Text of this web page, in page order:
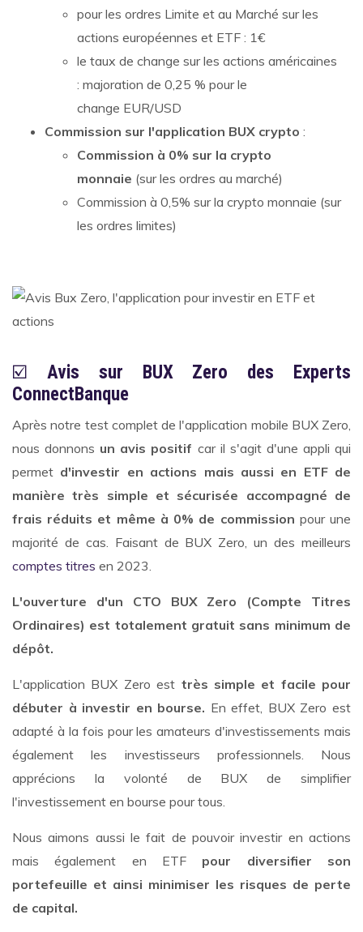
pour les ordres Limite et au Marché sur les
actions européennes et ETF : 1€
le taux de change sur les actions américaines
: majoration de 0,25 % pour le
change EUR/USD
Commission sur l'application BUX crypto :
Commission à 0% sur la crypto
monnaie (sur les ordres au marché)
Commission à 0,5% sur la crypto monnaie (sur
les ordres limites)
☑️ Avis sur BUX Zero des Experts
ConnectBanque
Après notre test complet de l'application mobile BUX Zero,
nous donnons un avis positif car il s'agit d'une appli qui
permet d'investir en actions mais aussi en ETF de
manière très simple et sécurisée accompagné de
frais réduits et même à 0% de commission pour une
majorité de cas. Faisant de BUX Zero, un des meilleurs
comptes titres en 2023.
L'ouverture d'un CTO BUX Zero (Compte Titres
Ordinaires) est totalement gratuit sans minimum de
dépôt.
L'application BUX Zero est très simple et facile pour
débuter à investir en bourse. En effet, BUX Zero est
adapté à la fois pour les amateurs d'investissements mais
également les investisseurs professionnels. Nous
apprécions la volonté de BUX de simplifier
l'investissement en bourse pour tous.
Nous aimons aussi le fait de pouvoir investir en actions
mais également en ETF pour diversifier son
portefeuille et ainsi minimiser les risques de perte
de capital.